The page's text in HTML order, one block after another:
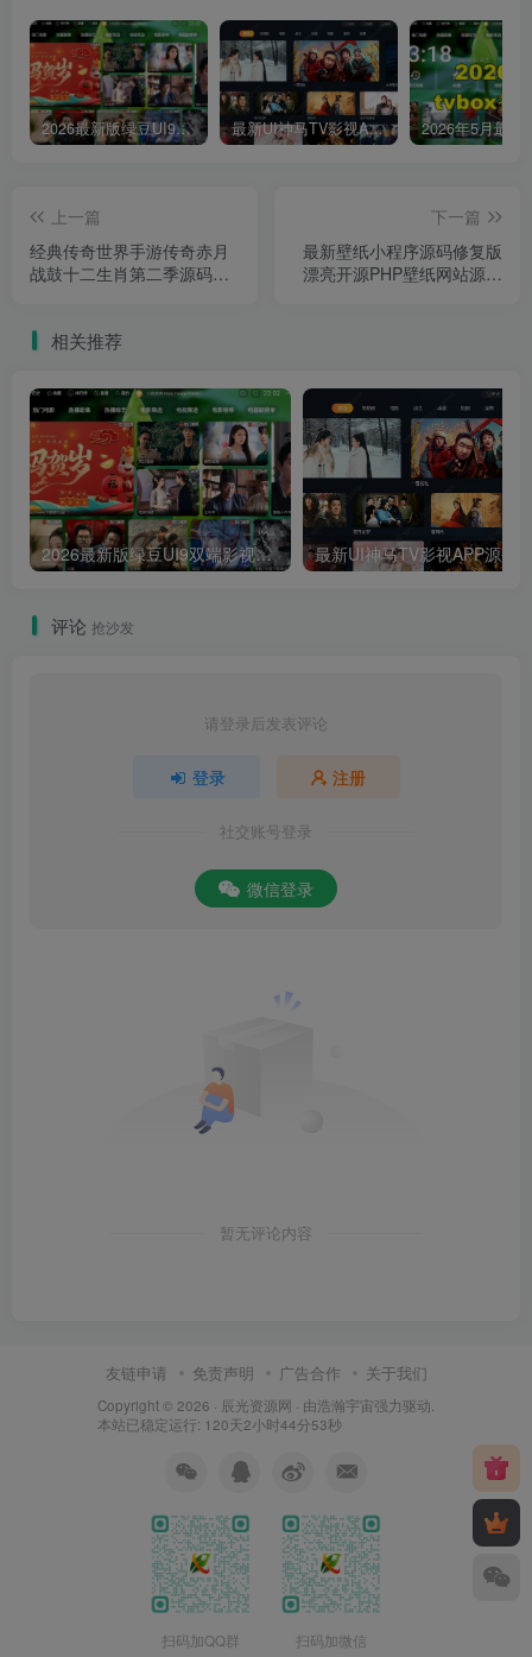
2026最新版绿豆UI9双端影视APP源码 最新UI神马TV影视APP源码 乐檬影视苹果CMS后台 包含前后端源码
上一篇
经典传奇世界手游传奇赤月
战鼓十二生肖第二季源码
频搭建教程
下一篇
最新壁纸小程序源码修复版
漂亮开源PHP壁纸网站源码
相关推荐
2026最新版绿豆UI9双端影视APP源码
评论 抢沙发
请登录后发表评论
登录 注册
社交账号登录
微信登录
暂无评论内容
友链申请 免责声明 广告合作 关于我们
Copyright © 2026 · 辰光资源网 · 由浩瀚宇宙强力驱动.
本站已稳定运行: 120天2小时44分54秒
扫码加QQ群 扫码加微信